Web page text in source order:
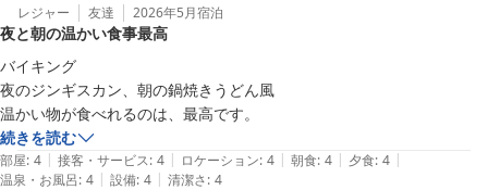
ぜひまた季節を変えて、お二人でのお越しを心よりお待ちしており
ます。
登別石水亭
登別 石水亭
2026-07-21
レジャー 友達 2026年5月宿泊
夜と朝の温かい食事最高
バイキング
夜のジンギスカン、朝の鍋焼きうどん風
温かい物が食べれるのは、最高です。
続きを読む
部屋: 4 | 接客・サービス: 4 | ロケーション: 4 | 朝食: 4 | 夕食: 4 |
温泉・お風呂: 4 | 設備: 4 | 清潔さ: 4